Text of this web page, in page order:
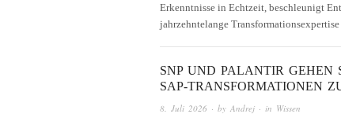
Erkenntnisse in Echtzeit, beschleunigt
jahrzehntelange
SNP UND PALANTIR GEHEN
SAP-TRANSFORMATIONEN
8. Juli 2026 · by Andrej · in Wissen